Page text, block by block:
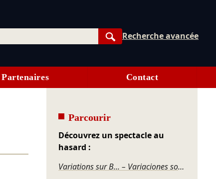
Rechercher
Recherche avancée
Partenaires Contact
Parcourir
Découvrez un spectacle au
hasard :
Variations sur B... – Variaciones sobre B...